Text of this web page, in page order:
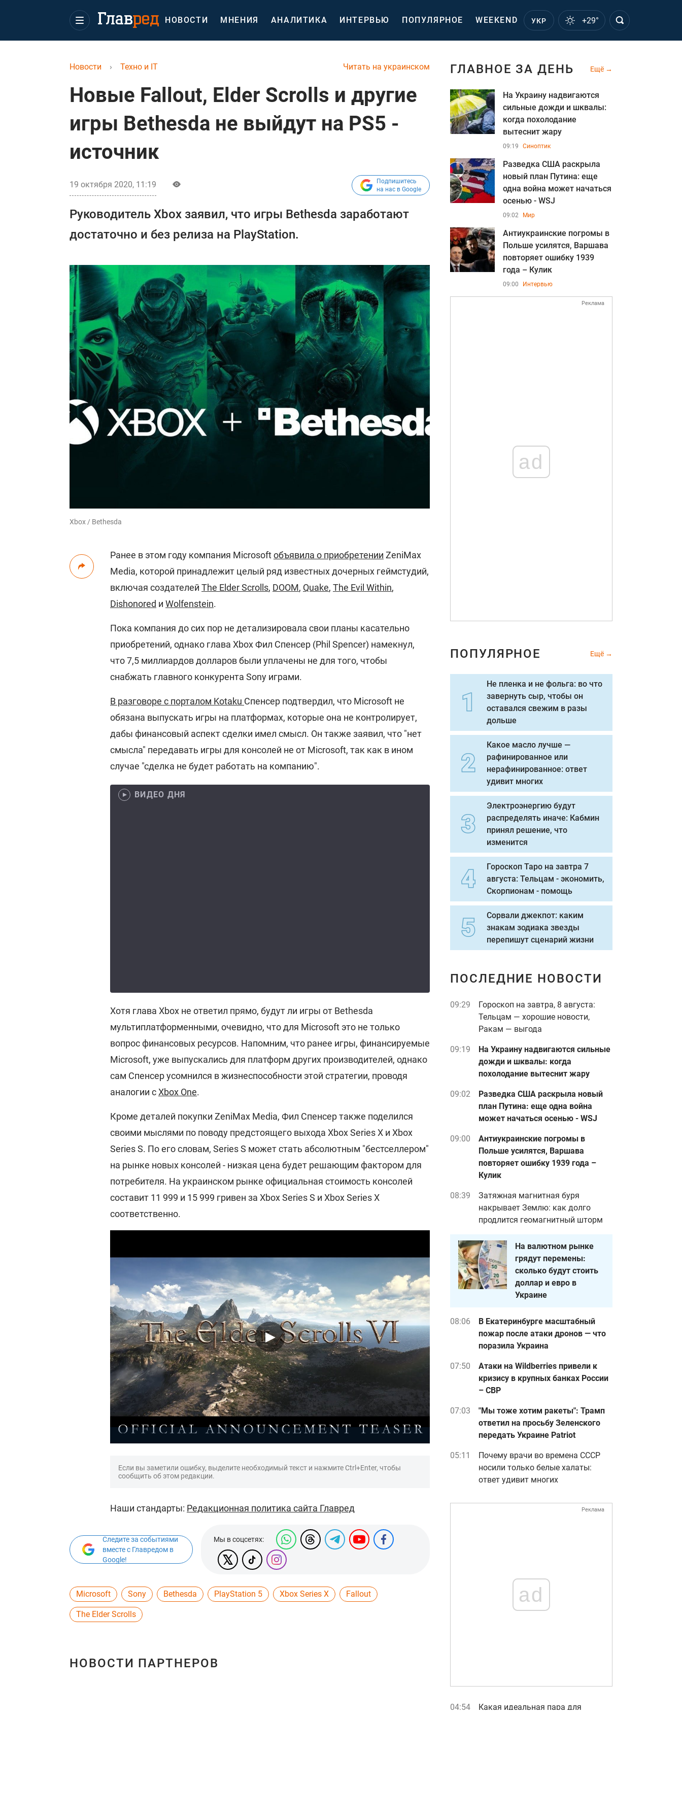
НОВОСТИ МНЕНИЯ АНАЛИТИКА ИНТЕРВЬЮ ПОПУЛЯРНОЕ WEEKEND УКР +29°
Читать на украинском
Новости › Техно и IT
Новые Fallout, Elder Scrolls и другие
игры Bethesda не выйдут на PS5 -
источник
19 октября 2020, 11:19
Подпишитесь
на нас в Google
Руководитель Xbox заявил, что игры Bethesda заработают
достаточно и без релиза на PlayStation.
Xbox / Bethesda
Ранее в этом году компания Microsoftобъявила о приобретении ZeniMax
Media, которой принадлежит целый ряд известных дочерных геймстудий,
включая создателей The Elder Scrolls, DOOM, Quake, The Evil Within,
Dishonored и Wolfenstein.
Пока компания до сих пор не детализировала свои планы касательно
приобретений, однако глава Xbox Фил Спенсер (Phil Spencer) намекнул,
что 7,5 миллиардов долларов были уплачены не для того, чтобы
снабжать главного конкурента Sony играми.
В разговоре с порталом Kotaku Спенсер подтвердил, что Microsoft не
обязана выпускать игры на платформах, которые она не контролирует,
дабы финансовый аспект сделки имел смысл. Он также заявил, что "нет
смысла" передавать игры для консолей не от Microsoft, так как в ином
случае "сделка не будет работать на компанию".
ВИДЕО ДНЯ
Хотя глава Xbox не ответил прямо, будут ли игры от Bethesda
мультиплатформенными, очевидно, что для Microsoft это не только
вопрос финансовых ресурсов. Напомним, что ранее игры, финансируемые
Microsoft, уже выпускались для платформ других производителей, однако
сам Спенсер усомнился в жизнеспособности этой стратегии, проводя
аналогии сXbox One.
Кроме деталей покупки ZeniMax Media, Фил Спенсер также поделился
своими мыслями по поводу предстоящего выхода Xbox Series X и Xbox
Series S. По его словам, Series S может стать абсолютным "бестселлером"
на рынке новых консолей - низкая цена будет решающим фактором для
потребителя. На украинском рынке официальная стоимость консолей
составит 11 999 и 15 999 гривен за Xbox Series S и Xbox Series X
соответственно.
Если вы заметили ошибку, выделите необходимый текст и нажмите Ctrl+Enter, чтобы
сообщить об этом редакции.
Наши стандарты: Редакционная политика сайта Главред
Следите за событиями
вместе с Главредом в
Google!
Мы в соцсетях:
Microsoft Sony Bethesda PlayStation 5 Xbox Series X Fallout
The Elder Scrolls
НОВОСТИ ПАРТНЕРОВ
ГЛАВНОЕ ЗА ДЕНЬ Ещё
На Украину надвигаются
сильные дожди и шквалы:
когда похолодание
вытеснит жару
09:19 Синоптик
Разведка США раскрыла
новый план Путина: еще
одна война может начаться
осенью - WSJ
09:02 Мир
Антиукраинские погромы в
Польше усилятся, Варшава
повторяет ошибку 1939
года – Кулик
09:00 Интервью
Реклама
ad
ПОПУЛЯРНОЕ Ещё
Не пленка и не фольга: во что
завернуть сыр, чтобы он
оставался свежим в разы
дольше
Какое масло лучше —
рафинированное или
нерафинированное: ответ
удивит многих
Электроэнергию будут
распределять иначе: Кабмин
принял решение, что
изменится
Гороскоп Таро на завтра 7
августа: Тельцам - экономить,
Скорпионам - помощь
Сорвали джекпот: каким
знакам зодиака звезды
перепишут сценарий жизни
ПОСЛЕДНИЕ НОВОСТИ
09:29
Гороскоп на завтра, 8 августа:
Тельцам — хорошие новости,
Ракам — выгода
09:19
На Украину надвигаются сильные
дожди и шквалы: когда
похолодание вытеснит жару
09:02
Разведка США раскрыла новый
план Путина: еще одна война
может начаться осенью - WSJ
09:00
Антиукраинские погромы в
Польше усилятся, Варшава
повторяет ошибку 1939 года –
Кулик
08:39
Затяжная магнитная буря
накрывает Землю: как долго
продлится геомагнитный шторм
На валютном рынке
грядут перемены:
сколько будут стоить
доллар и евро в
Украине
08:06
В Екатеринбурге масштабный
пожар после атаки дронов — что
поразила Украина
07:50
Атаки на Wildberries привели к
кризису в крупных банках России
– СВР
07:03
"Мы тоже хотим ракеты": Трамп
ответил на просьбу Зеленского
передать Украине Patriot
05:11
Почему врачи во времена СССР
носили только белые халаты:
ответ удивит многих
Реклама
ad
04:54
Какая идеальная пара для